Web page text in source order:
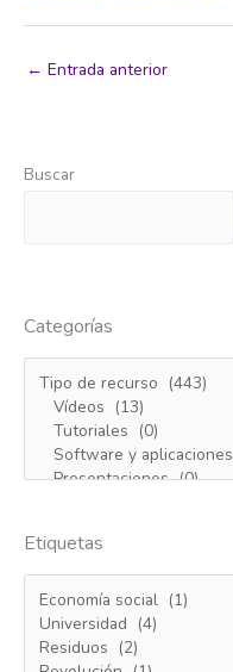
← Entrada anterior
Buscar
Categorías
Etiquetas